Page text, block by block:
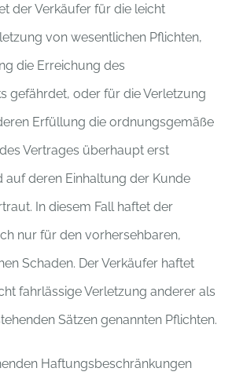
der Verkäufer für die leicht
von wesentlichen Pflichten,
die Erreichung des
gefährdet, oder für die Verletzung
Erfüllung die ordnungsgemäße
Vertrages überhaupt erst
deren Einhaltung der Kunde
In diesem Fall haftet der
nur für den vorhersehbaren,
Schaden. Der Verkäufer haftet
fahrlässige Verletzung anderer als
Sätzen genannten Pflichten.
Haftungsbeschränkungen